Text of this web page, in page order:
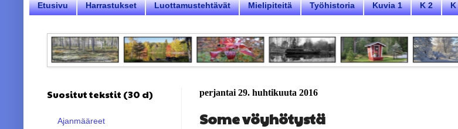
Etusivu Harrastukset Luottamustehtävät Mielipiteitä Työhistoria Kuvia 1 K 2 K
perjantai 29. huhtikuuta 2016
Some vöyhötystä
Suositut tekstit (30 d)
Ajanmääreet